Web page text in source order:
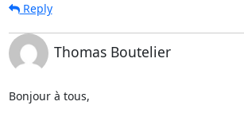
Reply
Thomas Boutelier
Bonjour à tous,